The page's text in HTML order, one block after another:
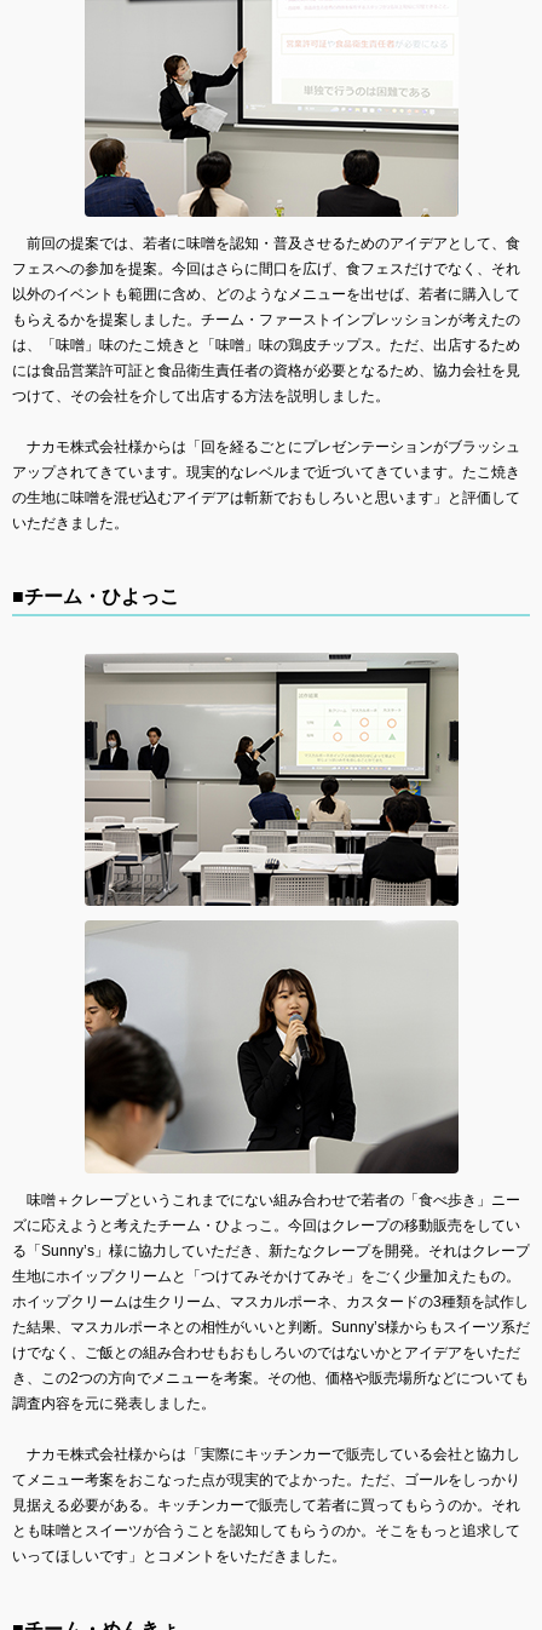
前回の提案では、若者に味噌を認知・普及させるためのアイデアとして、食
フェスへの参加を提案。今回はさらに間口を広げ、食フェスだけでなく、それ
以外のイベントも範囲に含め、どのようなメニューを出せば、若者に購入して
もらえるかを提案しました。チーム・ファーストインプレッションが考えたの
は、「味噌」味のたこ焼きと「味噌」味の鶏皮チップス。ただ、出店するため
には食品営業許可証と食品衛生責任者の資格が必要となるため、協力会社を見
つけて、その会社を介して出店する方法を説明しました。
ナカモ株式会社様からは「回を経るごとにプレゼンテーションがブラッシュ
アップされてきています。現実的なレベルまで近づいてきています。たこ焼き
の生地に味噌を混ぜ込むアイデアは斬新でおもしろいと思います」と評価して
いただきました。
■チーム・ひよっこ
味噌＋クレープというこれまでにない組み合わせで若者の「食べ歩き」ニー
ズに応えようと考えたチーム・ひよっこ。今回はクレープの移動販売をしてい
る「Sunny’s」様に協力していただき、新たなクレープを開発。それはクレープ
生地にホイップクリームと「つけてみそかけてみそ」をごく少量加えたもの。
ホイップクリームは生クリーム、マスカルポーネ、カスタードの3種類を試作し
た結果、マスカルポーネとの相性がいいと判断。Sunny’s様からもスイーツ系だ
けでなく、ご飯との組み合わせもおもしろいのではないかとアイデアをいただ
き、この2つの方向でメニューを考案。その他、価格や販売場所などについても
調査内容を元に発表しました。
ナカモ株式会社様からは「実際にキッチンカーで販売している会社と協力し
てメニュー考案をおこなった点が現実的でよかった。ただ、ゴールをしっかり
見据える必要がある。キッチンカーで販売して若者に買ってもらうのか。それ
とも味噌とスイーツが合うことを認知してもらうのか。そこをもっと追求して
いってほしいです」とコメントをいただきました。